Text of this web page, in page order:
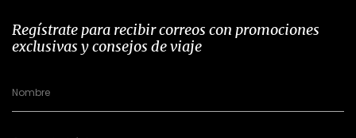
Regístrate para recibir correos con promociones
exclusivas y consejos de viaje